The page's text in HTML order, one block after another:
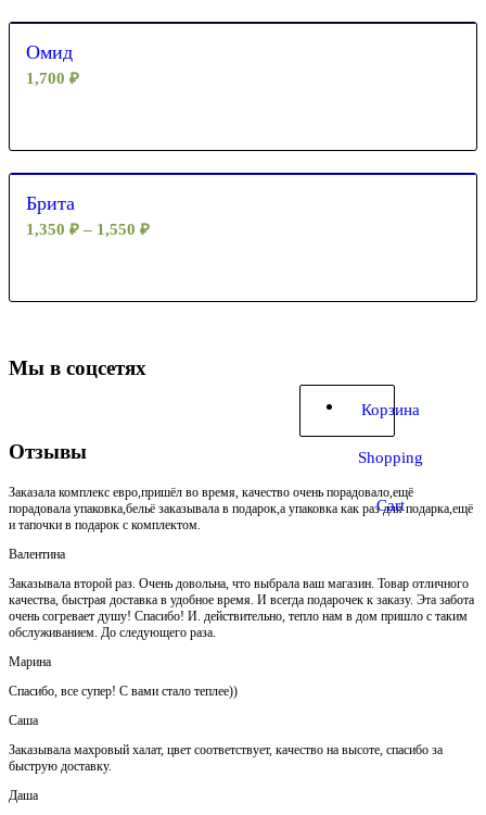
Корзина
Shopping
Cart
Омид
1,700 ₽
Брита
1,350 ₽ – 1,550 ₽
Мы в соцсетях
Отзывы
Заказала комплекс евро,пришёл во время, качество очень порадовало,ещё
порадовала упаковка,бельё заказывала в подарок,а упаковка как раз для подарка,ещё
и тапочки в подарок с комплектом.
Валентина
Заказывала второй раз. Очень довольна, что выбрала ваш магазин. Товар отличного
качества, быстрая доставка в удобное время. И всегда подарочек к заказу. Эта забота
очень согревает душу! Спасибо! И. действительно, тепло нам в дом пришло с таким
обслуживанием. До следующего раза.
Марина
Спасибо, все супер! С вами стало теплее))
Саша
Заказывала махровый халат, цвет соответствует, качество на высоте, спасибо за
быструю доставку.
Даша